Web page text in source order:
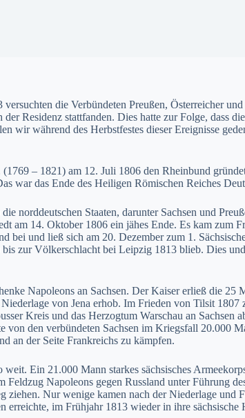
die Verbündeten Preußen, Österreicher
Residenz stattfanden. Dies hatte zur Folge, dass
wir während des Herbstfestes dieser Ereignisse
– 1821) am 12. Juli 1806 den Rheinbund
war das Ende des Heiligen Römischen Reiches
norddeutschen Staaten, darunter Sachsen und
am 14. Oktober 1806 ein jähes Ende. Es kam zum
bei und ließ sich am 20. Dezember zum 1.
zur Völkerschlacht bei Leipzig 1813 blieb. Dies
Napoleons an Sachsen. Der Kaiser erließ die 25
von Jena erhob. Im Frieden von Tilsit 1807
Kreis und das Herzogtum Warschau an Sachsen
von den verbündeten Sachsen im Kriegsfall 20.000
an der Seite Frankreichs zu kämpfen.
Ein 21.000 Mann starkes sächsisches
Feldzug Napoleons gegen Russland unter Führung
ziehen. Nur wenige kamen nach der Niederlage und
erreichte, im Frühjahr 1813 wieder in ihre sächsische